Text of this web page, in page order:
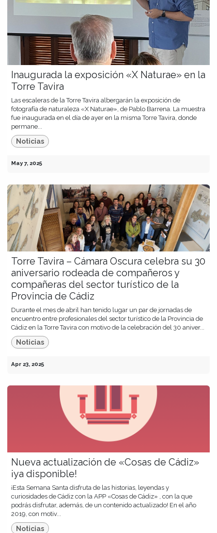
Inaugurada la exposición «X Naturae» en la
Torre Tavira
Las escaleras de la Torre Tavira albergarán la exposición de
fotografía de naturaleza «X Naturae», de Pablo Barrena. La muestra
fue inaugurada en el día de ayer en la misma Torre Tavira, donde
permane...
Noticias
May 7, 2025
Torre Tavira – Cámara Oscura celebra su 30
aniversario rodeada de compañeros y
compañeras del sector turístico de la
Provincia de Cádiz
Durante el mes de abril han tenido lugar un par de jornadas de
encuentro entre profesionales del sector turístico de la Provincia de
Cádiz en la Torre Tavira con motivo de la celebración del 30 aniver...
Noticias
Apr 23, 2025
Nueva actualización de «Cosas de Cádiz»
¡ya disponible!
¡Esta Semana Santa disfruta de las historias, leyendas y
curiosidades de Cádiz con la APP «Cosas de Cádiz» , con la que
podrás disfrutar, además, de un contenido actualizado! En el año
2019, con motiv...
Noticias